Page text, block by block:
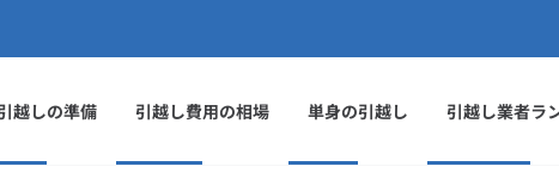
越しの準備 引越し費用の相場 単身の引越し 引越し業者ラ